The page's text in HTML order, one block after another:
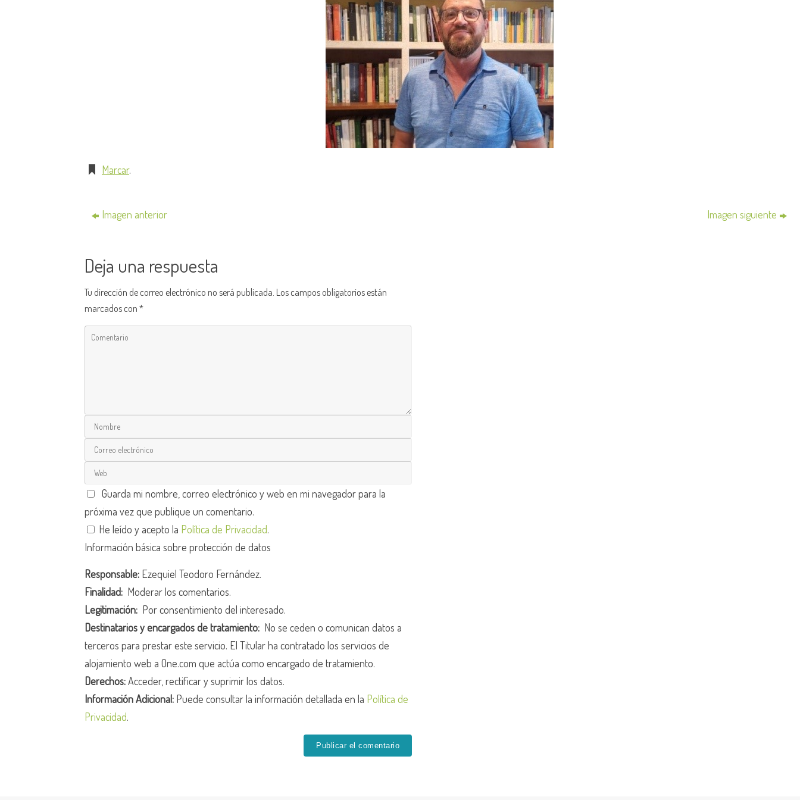
Marcar.
Imagen anterior Imagen siguiente
Deja una respuesta
Tu dirección de correo electrónico no será publicada. Los campos obligatorios están
marcados con*
Guarda mi nombre, correo electrónico y web en mi navegador para la
próxima vez que publique un comentario.
He leído y acepto la Política de Privacidad.
Información básica sobre protección de datos
Responsable: Ezequiel Teodoro Fernández.
Finalidad: Moderar los comentarios.
Legitimación: Por consentimiento del interesado.
Destinatarios y encargados de tratamiento: No se ceden o comunican datos a
terceros para prestar este servicio. El Titular ha contratado los servicios de
alojamiento web a One.com que actúa como encargado de tratamiento.
Derechos:Acceder, rectificar y suprimir los datos.
Información Adicional: Puede consultar la información detallada en la Política de
Privacidad.